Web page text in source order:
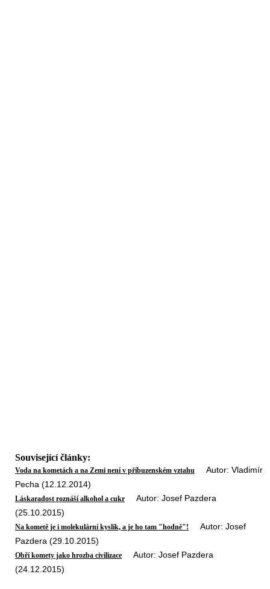
Související články:
Voda na kometách a na Zemi není v příbuzenském vztahu Autor: Vladimír
Pecha (12.12.2014)
Láskaradost roznáší alkohol a cukr Autor: Josef Pazdera
(25.10.2015)
Na kometě je i molekulární kyslík, a je ho tam "hodně"!
Autor: Josef
Pazdera (29.10.2015)
Obří komety jako hrozba civilizace Autor: Josef Pazdera
(24.12.2015)